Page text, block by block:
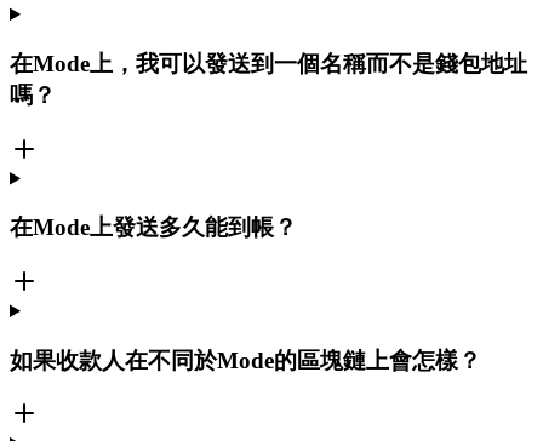
在Mode上，我可以發送到一個名稱而不是錢包地址
嗎？
在Mode上發送多久能到帳？
如果收款人在不同於Mode的區塊鏈上會怎樣？